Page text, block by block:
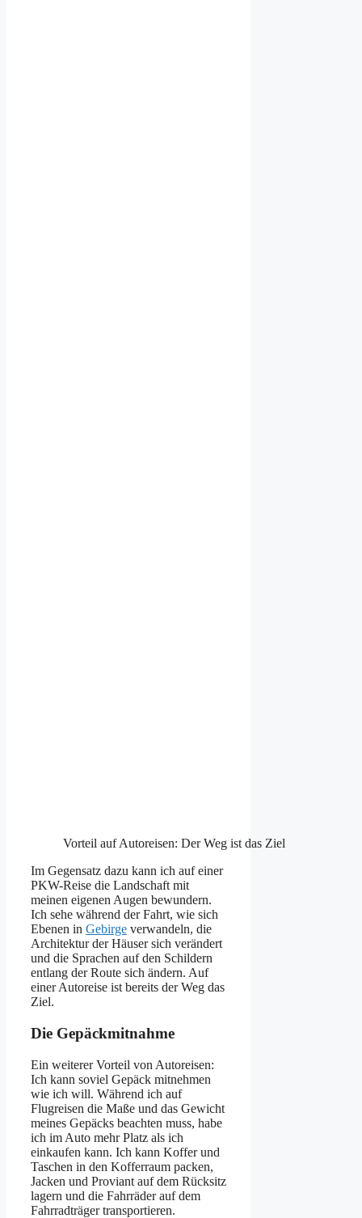
Vorteil auf Autoreisen: Der Weg ist das Ziel
Im Gegensatz dazu kann ich auf einer
PKW-Reise die Landschaft mit
meinen eigenen Augen bewundern.
Ich sehe während der Fahrt, wie sich
Ebenen in Gebirge verwandeln, die
Architektur der Häuser sich verändert
und die Sprachen auf den Schildern
entlang der Route sich ändern. Auf
einer Autoreise ist bereits der Weg das
Ziel.
Die Gepäckmitnahme
Ein weiterer Vorteil von Autoreisen:
Ich kann soviel Gepäck mitnehmen
wie ich will. Während ich auf
Flugreisen die Maße und das Gewicht
meines Gepäcks beachten muss, habe
ich im Auto mehr Platz als ich
einkaufen kann. Ich kann Koffer und
Taschen in den Kofferraum packen,
Jacken und Proviant auf dem Rücksitz
lagern und die Fahrräder auf dem
Fahrradträger transportieren.